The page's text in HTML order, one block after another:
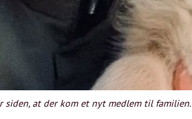
siden, at der kom et nyt medlem til familien.